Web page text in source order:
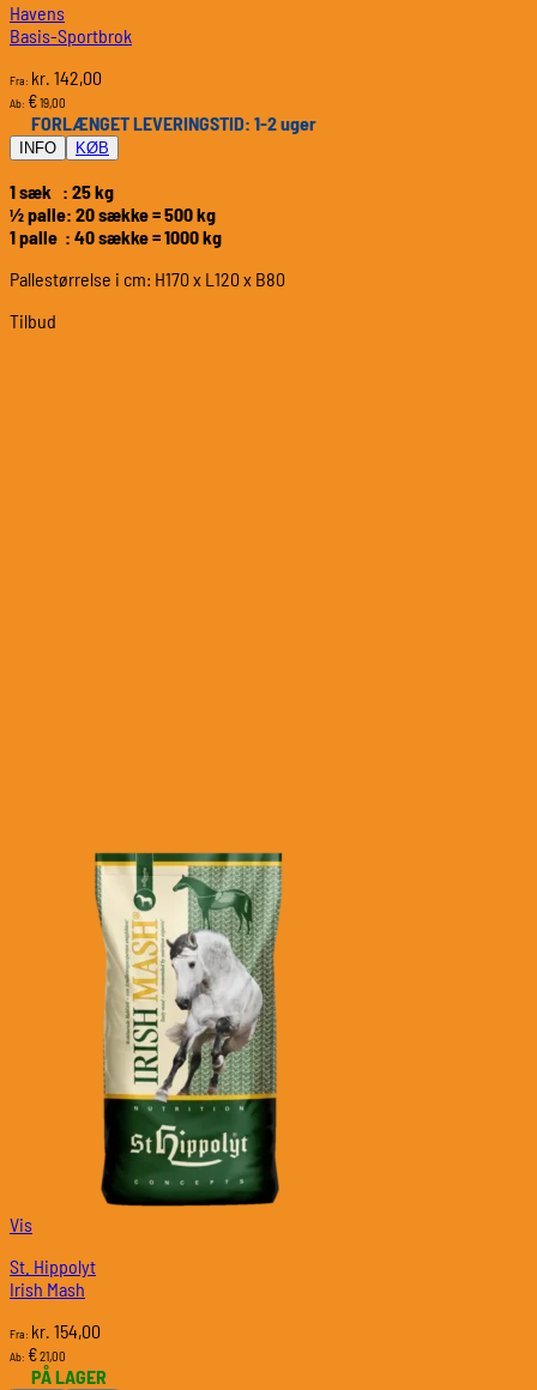
Havens
Basis-Sportbrok
Fra: kr. 142,00
Ab: €19,00
FORLÆNGET LEVERINGSTID: 1-2 uger
INFO KØB
1 sæk : 25 kg
½ palle: 20 sække = 500 kg
1 palle : 40 sække = 1000 kg
Pallestørrelse i cm: H170 x L120 x B80
Tilbud
Vis
St. Hippolyt
Irish Mash
Fra: kr. 154,00
Ab: €21,00
PÅ LAGER